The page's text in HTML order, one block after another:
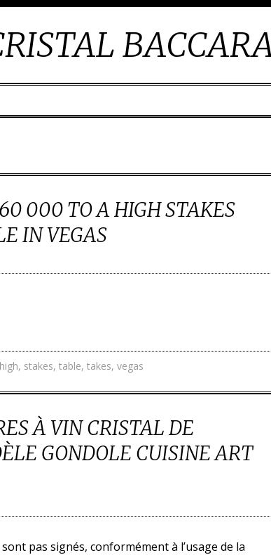
000 TO A HIGH STAKES
IN VEGAS
high, stakes, table, takes, vegas
À VIN CRISTAL DE
GONDOLE CUISINE ART
pas signés, conformément à l’usage de la